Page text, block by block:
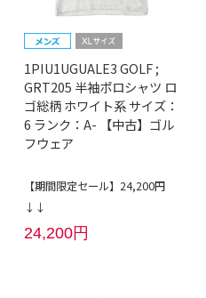
1PIU1UGUALE3 GOLF ;
GRT205 半袖ポロシャツ ロ
ゴ総柄 ホワイト系 サイズ：
6 ランク：A- 【中古】ゴル
フウェア
【期間限定セール】24,200円
↓↓
24,200円